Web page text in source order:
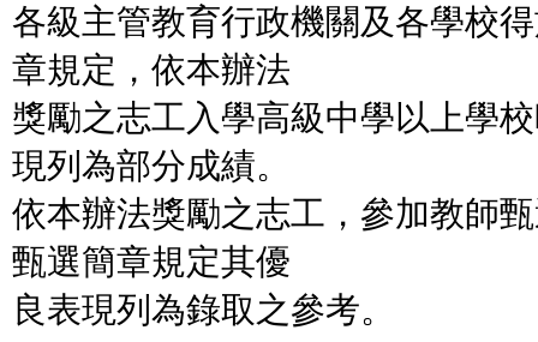
各級主管教育行政機關及各學校
章規定，依本辦法
獎勵之志工入學高級中學以上學
現列為部分成績。
依本辦法獎勵之志工，參加教師
甄選簡章規定其優
良表現列為錄取之參考。